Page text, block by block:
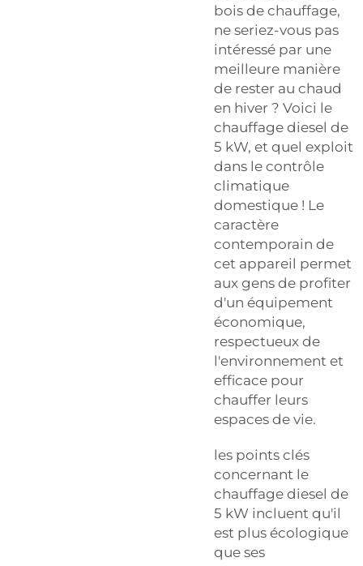
bois de chauffage,
ne seriez-vous pas
intéressé par une
meilleure manière
de rester au chaud
en hiver ? Voici le
chauffage diesel de
5 kW, et quel exploit
dans le contrôle
climatique
domestique ! Le
caractère
contemporain de
cet appareil permet
aux gens de profiter
d'un équipement
économique,
respectueux de
l'environnement et
efficace pour
chauffer leurs
espaces de vie.
les points clés
concernant le
chauffage diesel de
5 kW incluent qu'il
est plus écologique
que ses